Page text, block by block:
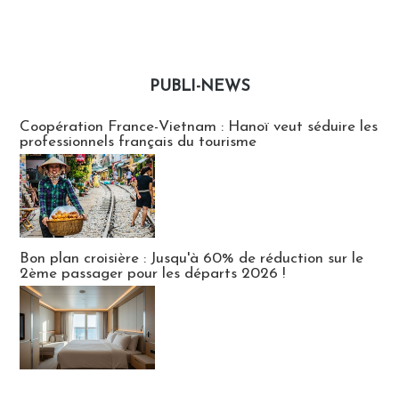
PUBLI-NEWS
Coopération France-Vietnam : Hanoï veut séduire les
professionnels français du tourisme
Bon plan croisière : Jusqu'à 60% de réduction sur le
2ème passager pour les départs 2026 !